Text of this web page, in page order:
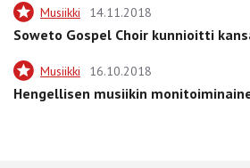
Musiikki 14.11.2018
Soweto Gospel Choir kunnioitti
Musiikki 16.10.2018
Hengellisen musiikin